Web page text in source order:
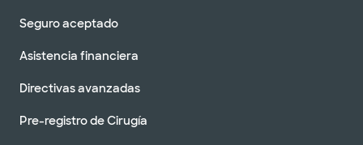
Seguro aceptado
Asistencia financiera
Directivas avanzadas
Pre-registro de Cirugía